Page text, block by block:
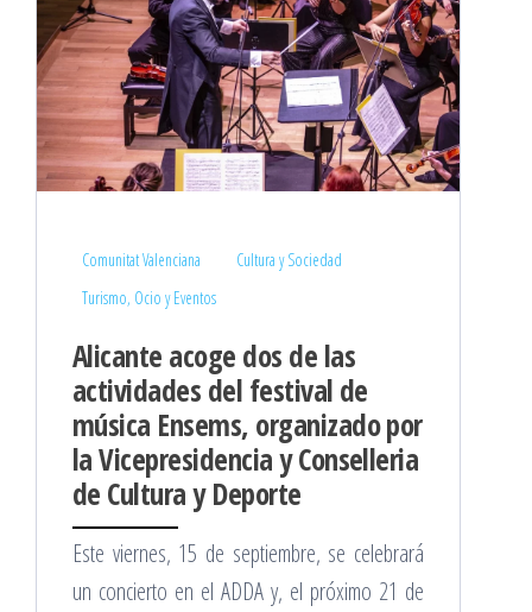
Comunitat Valenciana
Cultura y Sociedad
Turismo, Ocio y Eventos
Alicante acoge dos de las
actividades del festival de
música Ensems, organizado por
la Vicepresidencia y Conselleria
de Cultura y Deporte
Este viernes, 15 de septiembre, se celebrará
un concierto en el ADDA y, el próximo 21 de